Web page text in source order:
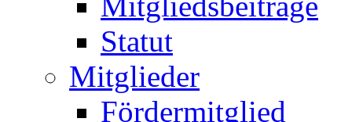
Statut
Mitglieder
Fördermitglied